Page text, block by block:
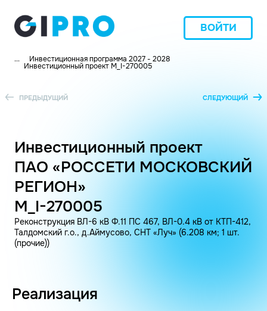
ВОЙТИ
... Инвестиционная программа 2027 - 2028
Инвестиционный проект M_I-270005
ПРЕДЫДУЩИЙ СЛЕДУЮЩИЙ
Инвестиционный проект
ПАО «РОССЕТИ МОСКОВСКИЙ
РЕГИОН»
M_I-270005
Реконструкция ВЛ-6 кВ Ф.11 ПС 467, ВЛ-0.4 кВ от КТП-412,
Талдомский г.о., д.Аймусово, СНТ «Луч» (6.208 км; 1 шт.
(прочие))
Реализация